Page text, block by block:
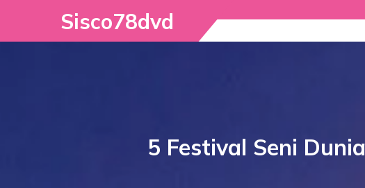
Sisco78dvd
5 Festival Seni